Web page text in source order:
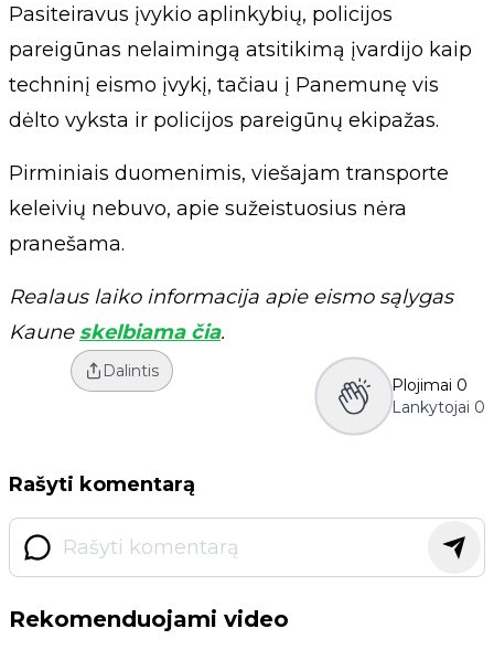
Pasiteiravus įvykio aplinkybių, policijos
pareigūnas nelaimingą atsitikimą įvardijo kaip
techninį eismo įvykį, tačiau į Panemunę vis
dėlto vyksta ir policijos pareigūnų ekipažas.
Pirminiais duomenimis, viešajam transporte
keleivių nebuvo, apie sužeistuosius nėra
pranešama.
Realaus laiko informacija apie eismo sąlygas
Kaune skelbiama čia.
Dalintis
Plojimai 0
Lankytojai 0
Rašyti komentarą
Rekomenduojami video